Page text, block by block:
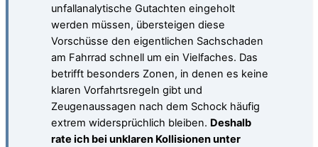
unfallanalytische Gutachten eingeholt
werden müssen, übersteigen diese
Vorschüsse den eigentlichen Sachschaden
am Fahrrad schnell um ein Vielfaches. Das
betrifft besonders Zonen, in denen es keine
klaren Vorfahrtsregeln gibt und
Zeugenaussagen nach dem Schock häufig
extrem widersprüchlich bleiben. Deshalb
rate ich bei unklaren Kollisionen unter